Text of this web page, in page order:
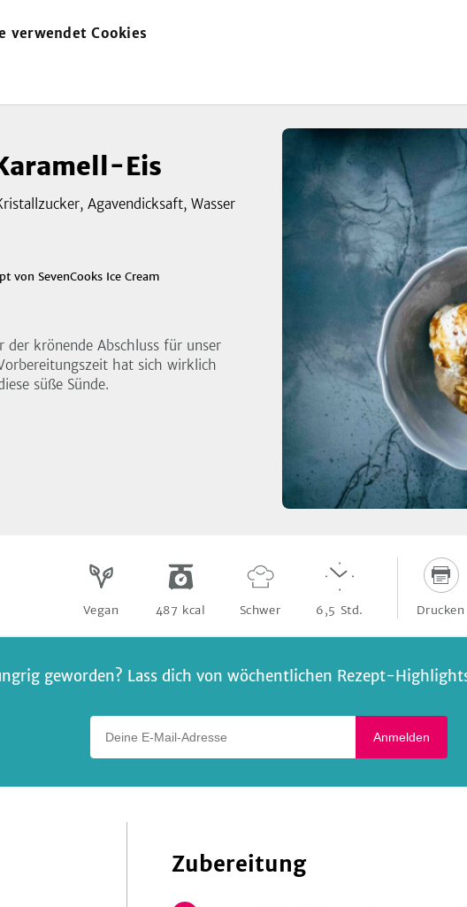
verwendet Cookies
zeigen
Eis
Agavendicksaft, Wasser
von SevenCooks Ice Cream
der krönende Abschluss für unser
hat sich wirklich
süße Sünde.
Vegan 487 kcal Schwer 6,5 Std. Drucken
geworden? Lass dich von wöchentlichen Rezept-
Anmelden
Zubereitung